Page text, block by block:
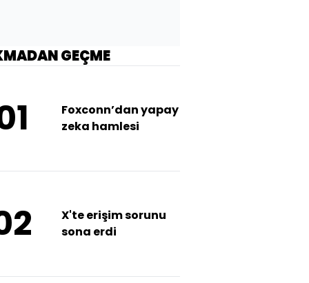
GEÇME
Foxconn’dan yapay
zeka hamlesi
X'te erişim sorunu
sona erdi